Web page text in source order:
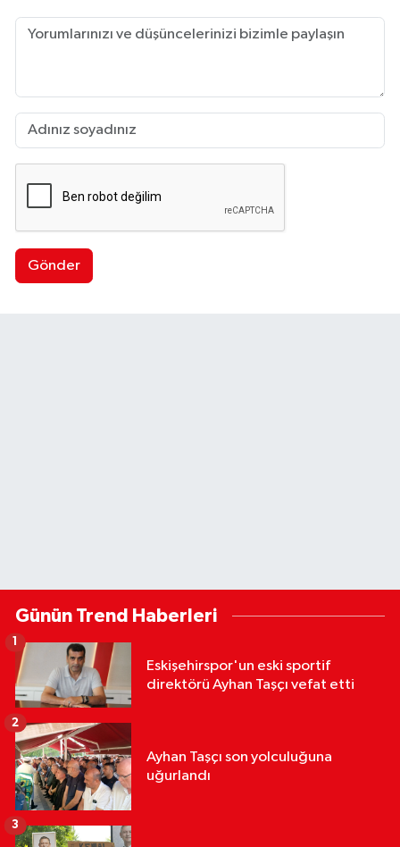
Gönder
Günün Trend Haberleri
Eskişehirspor'un eski sportif
direktörü Ayhan Taşçı vefat etti
Ayhan Taşçı son yolculuğuna
uğurlandı
2
3